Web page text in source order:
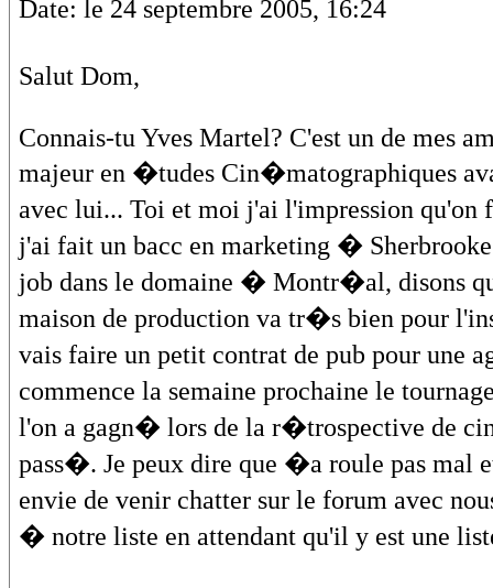
Date: le 24 septembre 2005, 16:24
Salut Dom,
Connais-tu Yves Martel? C'est un de mes
majeur en �tudes Cin�matographiques
avec lui... Toi et moi j'ai l'impression
j'ai fait un bacc en marketing �
job dans le domaine � Montr�al, disons
maison de production va tr�s bien pour
vais faire un petit contrat de pub pour
commence la semaine prochaine le
l'on a gagn� lors de la r�trospective de
pass�. Je peux dire que �a roule pas mal
envie de venir chatter sur le forum avec
� notre liste en attendant qu'il y est une